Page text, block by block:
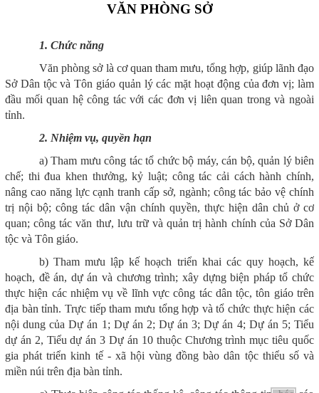
VĂN PHÒNG SỞ
1. Chức năng
Văn phòng sở là cơ quan tham mưu, tổng hợp, giúp lãnh đạo
Sở Dân tộc và Tôn giáo quản lý các mặt hoạt động của đơn vị; làm
đầu mối quan hệ công tác với các đơn vị liên quan trong và ngoài
tỉnh.
2. Nhiệm vụ, quyền hạn
a) Tham mưu công tác tổ chức bộ máy, cán bộ, quản lý biên
chế; thi đua khen thưởng, kỷ luật; công tác cải cách hành chính,
nâng cao năng lực cạnh tranh cấp sở, ngành; công tác bảo vệ chính
trị nội bộ; công tác dân vận chính quyền, thực hiện dân chủ ở cơ
quan; công tác văn thư, lưu trữ và quản trị hành chính của Sở Dân
tộc và Tôn giáo.
b) Tham mưu lập kế hoạch triển khai các quy hoạch, kế
hoạch, đề án, dự án và chương trình; xây dựng biện pháp tổ chức
thực hiện các nhiệm vụ về lĩnh vực công tác dân tộc, tôn giáo trên
địa bàn tỉnh. Trực tiếp tham mưu tổng hợp và tổ chức thực hiện các
nội dung của Dự án 1; Dự án 2; Dự án 3; Dự án 4; Dự án 5; Tiểu
dự án 2, Tiểu dự án 3 Dự án 10 thuộc Chương trình mục tiêu quốc
gia phát triển kinh tế - xã hội vùng đồng bào dân tộc thiểu số và
miền núi trên địa bàn tỉnh.